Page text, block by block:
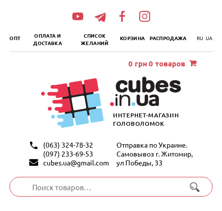
ОПТ
ОПЛАТА И
ДОСТАВКА
СПИСОК
ЖЕЛАНИЙ
КОРЗИНА РАСПРОДАЖА RU UA
ИНТЕРНЕТ-МАГАЗИН
ГОЛОВОЛОМОК
(063) 324-78-32
(097) 233-69-53
cubes.ua@gmail.com
Отправка по Украине.
Самовывоз г. Житомир,
ул Победы, 33
Искать:
0 грн 0 товаров